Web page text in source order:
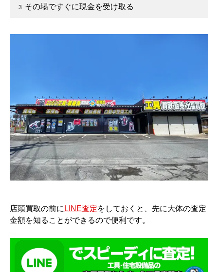
その場ですぐに現金を受け取る
店頭買取の前に LINE査定をしておくと、先に大体の査定
金額を知ることができるので便利です。